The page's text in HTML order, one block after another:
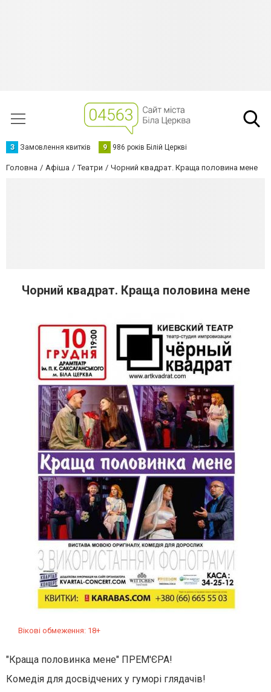
З Замовлення квитків 9 986 років Білій Церкві
Головна Афіша Театри Чорний квадрат. Краща половина мене
Чорний квадрат. Краща половина мене
Вікові обмеження: 18+
"Краща половинка мене" ПРЕМ'ЄРА!
Комедія для досвідчених у гуморі глядачів!